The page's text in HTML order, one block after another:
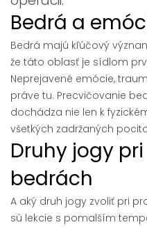
Bedrá a
Bedrá majú kľúčový
že táto oblasť je sídlom
Neprejavené emócie,
práve tu. Precvičovanie
dochádza nie len k
všetkých zadržaných
Druhy jogy
bedrách
A aký druh jogy zvoliť pri
sú lekcie s pomalším